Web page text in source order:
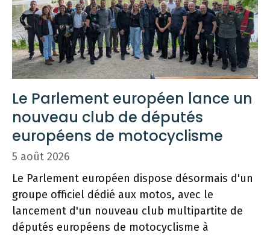
Le Parlement européen lance un
nouveau club de députés
européens de motocyclisme
5 août 2026
Le Parlement européen dispose désormais d'un
groupe officiel dédié aux motos, avec le
lancement d'un nouveau club multipartite de
députés européens de motocyclisme à